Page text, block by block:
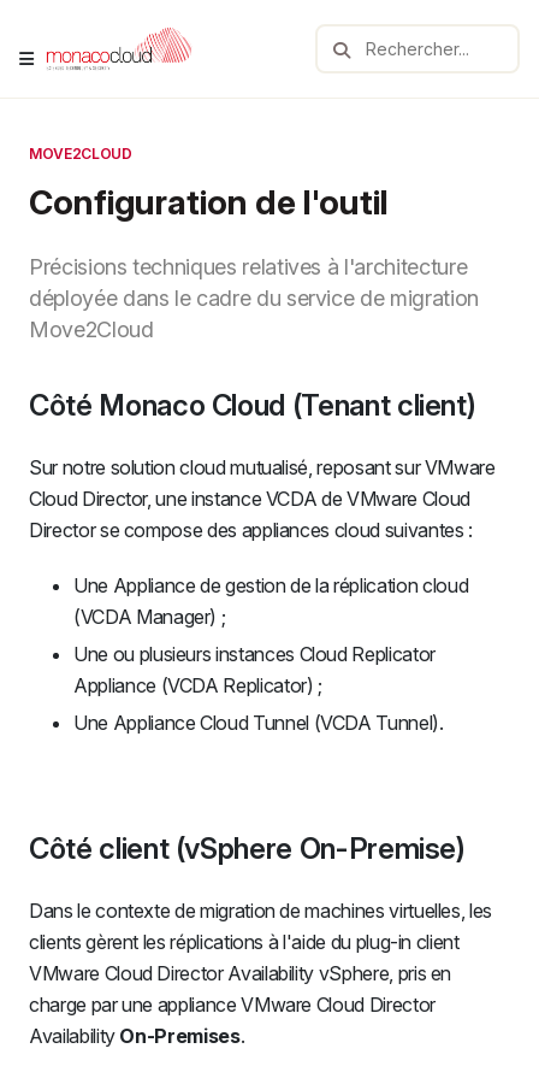
MOVE2CLOUD
Configuration de l'outil
Précisions techniques relatives à l'architecture
déployée dans le cadre du service de migration
Move2Cloud
Côté Monaco Cloud (Tenant client)
Sur notre solution cloud mutualisé, reposant sur VMware
Cloud Director, une instance VCDA de VMware Cloud
Director se compose des appliances cloud suivantes :
Une Appliance de gestion de la réplication cloud
(VCDA Manager) ;
Une ou plusieurs instances Cloud Replicator
Appliance (VCDA Replicator) ;
Une Appliance Cloud Tunnel (VCDA Tunnel).
Côté client (vSphere On-Premise)
Dans le contexte de migration de machines virtuelles, les
clients gèrent les réplications à l'aide du plug-in client
VMware Cloud Director Availability vSphere, pris en
charge par une appliance VMware Cloud Director
Availability On-Premises.